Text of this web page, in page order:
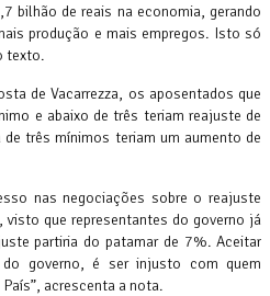
bilhão de reais na economia, gerando
produção e mais empregos. Isto só
texto.
de Vacarrezza, os aposentados que
e abaixo de três teriam reajuste de
três mínimos teriam um aumento de
nas negociações sobre o reajuste
que representantes do governo já
partiria do patamar de 7%. Aceitar
governo, é ser injusto com quem
acrescenta a nota.